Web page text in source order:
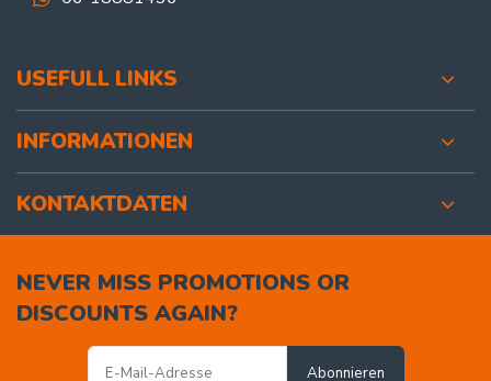
USEFULL LINKS
INFORMATIONEN
KONTAKTDATEN
NEVER MISS PROMOTIONS OR
DISCOUNTS AGAIN?
Abonnieren